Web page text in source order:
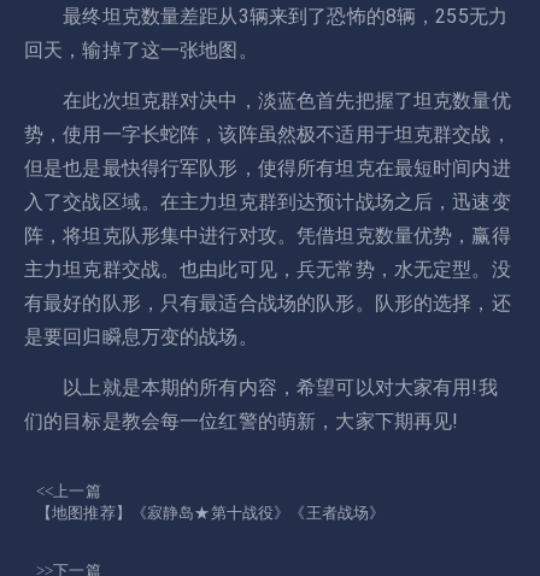
最终坦克数量差距从3辆来到了恐怖的8辆，255无力
回天，输掉了这一张地图。
在此次坦克群对决中，淡蓝色首先把握了坦克数量优
势，使用一字长蛇阵，该阵虽然极不适用于坦克群交战，
但是也是最快得行军队形，使得所有坦克在最短时间内进
入了交战区域。在主力坦克群到达预计战场之后，迅速变
阵，将坦克队形集中进行对攻。凭借坦克数量优势，赢得
主力坦克群交战。也由此可见，兵无常势，水无定型。没
有最好的队形，只有最适合战场的队形。队形的选择，还
是要回归瞬息万变的战场。
以上就是本期的所有内容，希望可以对大家有用!我
们的目标是教会每一位红警的萌新，大家下期再见!
<<上一篇
【地图推荐】《寂静岛★第十战役》《王者战场》
>>下一篇